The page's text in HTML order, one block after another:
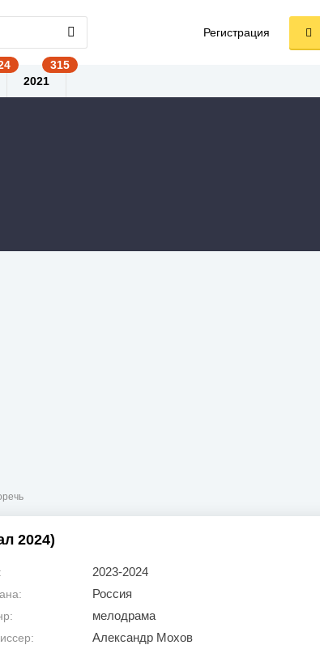
2024)
2023-2024
Россия
мелодрама
Александр Мохов
Регистрация
2021